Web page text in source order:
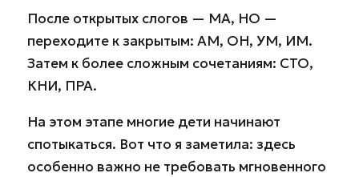
После открытых слогов — МА, НО —
переходите к закрытым: АМ, ОН, УМ, ИМ.
Затем к более сложным сочетаниям: СТО,
КНИ, ПРА.
На этом этапе многие дети начинают
спотыкаться. Вот что я заметила: здесь
особенно важно не требовать мгновенного